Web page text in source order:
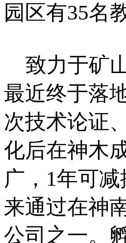
园区有35名
致力于矿
最近终于落
次技术论证
化后在神木
广，1年可
来通过在神
公司之一。